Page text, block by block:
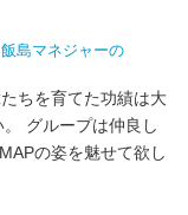
島マネジャーの
ちを育てた功績は大
グループは仲良し
の姿を魅せて欲し